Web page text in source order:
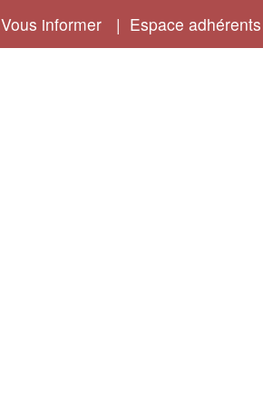
Vous informer | Espace adhérents